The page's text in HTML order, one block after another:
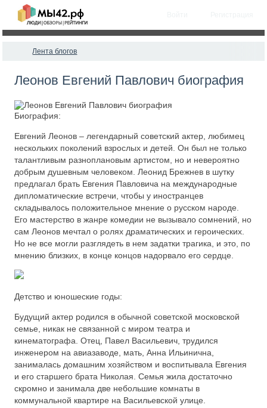
Лента блогов
Леонов Евгений Павлович биография
Биография:
Евгений Леонов – легендарный советский актер, любимец
нескольких поколений взрослых и детей. Он был не только
талантливым разноплановым артистом, но и невероятно
добрым душевным человеком. Леонид Брежнев в шутку
предлагал брать Евгения Павловича на международные
дипломатические встречи, чтобы у иностранцев
складывалось положительное мнение о русском народе.
Его мастерство в жанре комедии не вызывало сомнений, но
сам Леонов мечтал о ролях драматических и героических.
Но не все могли разглядеть в нем задатки трагика, и это, по
мнению близких, в конце концов надорвало его сердце.
Детство и юношеские годы:
Будущий актер родился в обычной советской московской
семье, никак не связанной с миром театра и
кинематографа. Отец, Павел Васильевич, трудился
инженером на авиазаводе, мать, Анна Ильинична,
занималась домашним хозяйством и воспитывала Евгения
и его старшего брата Николая. Семья жила достаточно
скромно и занимала две небольшие комнаты в
коммунальной квартире на Васильевской улице.